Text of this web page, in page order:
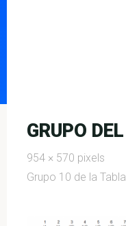
GRUPO
Full
size
954 × 570 pixels
Grupo 10 de la